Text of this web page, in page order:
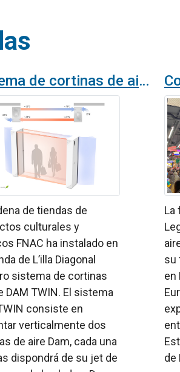
Sistema de cortinas de aire DAM TWIN instalado en FNAC
de tiendas de
culturales y
FNAC ha instalado en
de L’illa Diagonal
sistema de cortinas
DAM TWIN. El sistema
consiste en
verticalmente dos
de aire Dam, cada una
dispondrá de su jet de
La
su
en
de